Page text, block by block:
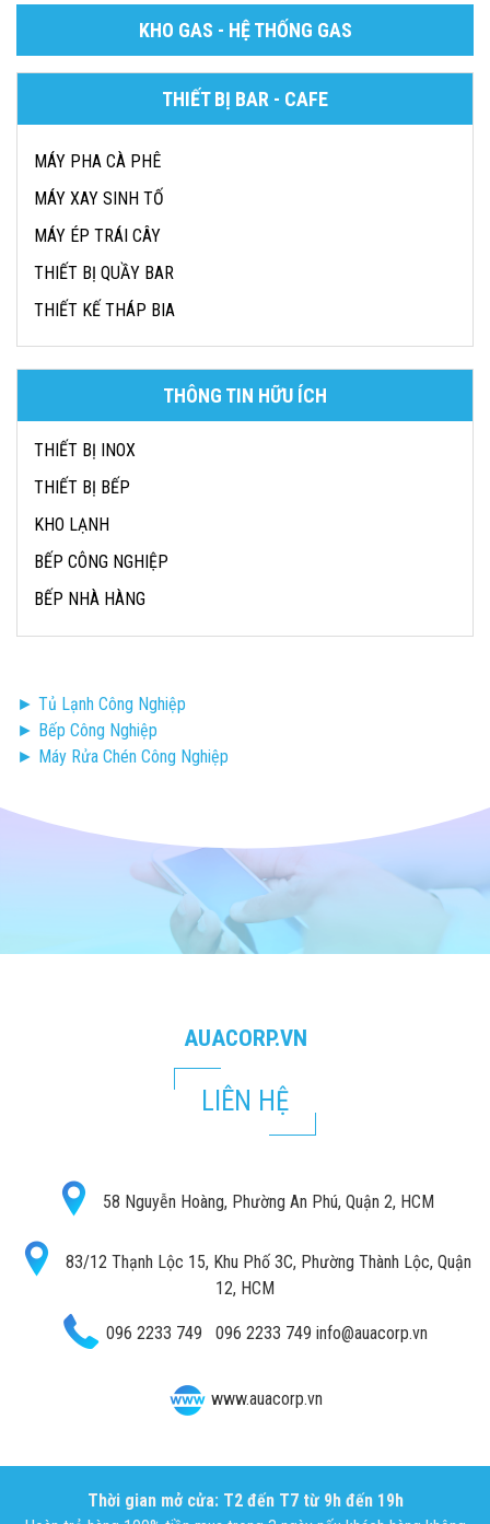
KHO GAS - HỆ THỐNG GAS
THIẾT BỊ BAR - CAFE
MÁY PHA CÀ PHÊ
MÁY XAY SINH TỐ
MÁY ÉP TRÁI CÂY
THIẾT BỊ QUẦY BAR
THIẾT KẾ THÁP BIA
THÔNG TIN HỮU ÍCH
THIẾT BỊ INOX
THIẾT BỊ BẾP
KHO LẠNH
BẾP CÔNG NGHIỆP
BẾP NHÀ HÀNG
► Tủ Lạnh Công Nghiệp
► Bếp Công Nghiệp
► Máy Rửa Chén Công Nghiệp
AUACORP.VN
LIÊN HỆ
58 Nguyễn Hoàng, Phường An Phú, Quận 2, HCM
83/12 Thạnh Lộc 15, Khu Phố 3C, Phường Thành Lộc, Quận
12, HCM
096 2233 749 096 2233 749 info@auacorp.vn
www.auacorp.vn
Thời gian mở cửa: T2 đến T7 từ 9h đến 19h